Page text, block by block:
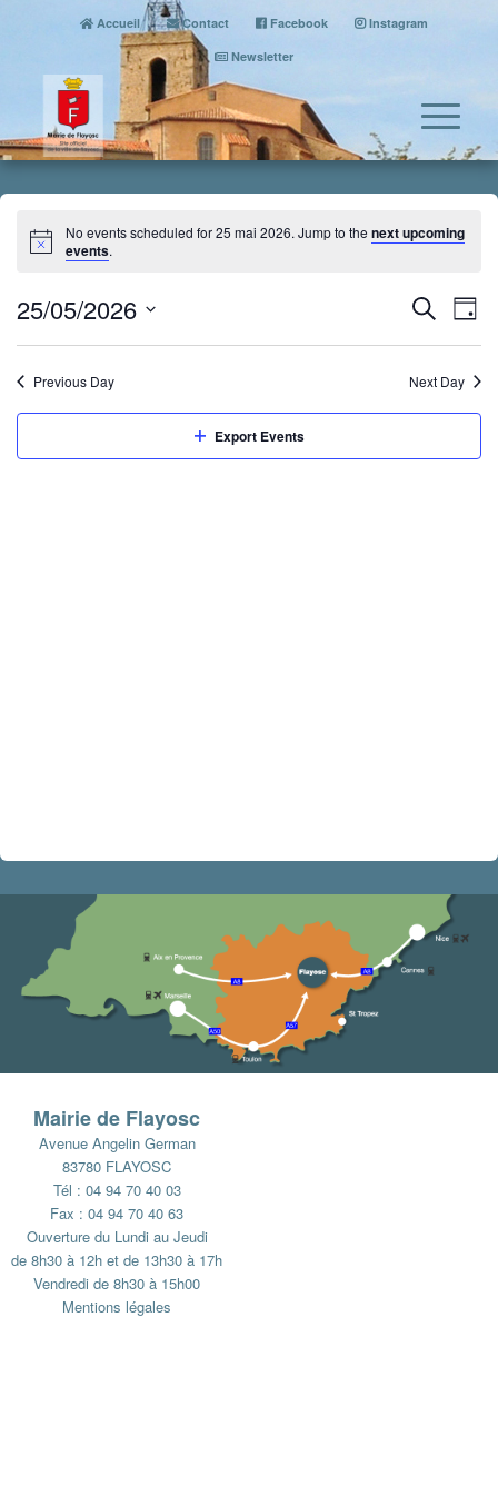
Accueil Contact Facebook
Instagram
Newsletter
No events scheduled for 25 mai 2026. Jump to the next upcoming
events.
and
Views
Search
Day
25/05/2026
Previous Day
Next Day
Export Events
Mairie de Flayosc
Avenue Angelin German
83780 FLAYOSC
Tél : 04 94 70 40 03
Fax : 04 94 70 40 63
Ouverture du Lundi au Jeudi
de 8h30 à 12h et de 13h30 à 17h
Vendredi de 8h30 à 15h00
Mentions légales